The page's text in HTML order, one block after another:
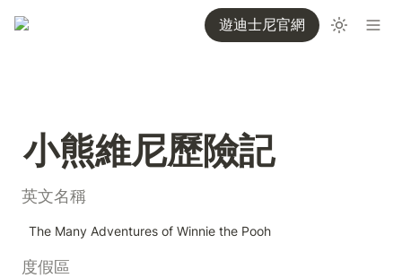
遊迪士尼官網
小熊維尼歷險記
英文名稱
The Many Adventures of Winnie the Pooh
度假區